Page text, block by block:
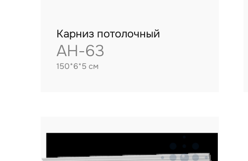
Карниз потолочный
AH-63
150*6*5 см